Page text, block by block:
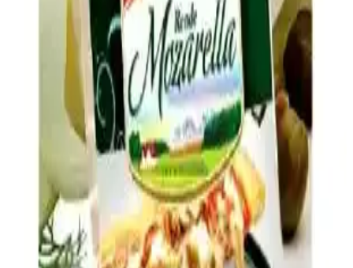
cheddar peyniriyle hazırlanır. Soğan, pastırma, baharatlar ve çıtır üst
malzeme ile lezzeti artırılır, patateslerin kurutulması dokuyu
Pizza Yapımında Taze Mozzarella Kullanımında Su
Sorununu Önleme Yöntemleri ve Pişirme Teknikleri
Pizza yapımında taze mozzarella yüksek su içeriği nedeniyle
hamurun ıslanmasına yol açabilir. Doğru peynir seçimi, ön hazırlık
ve pişirme teknikleriyle bu sorun azaltılabilir.
Brüksel Lahanası Tariflerinde Pişirme Teknikleri ve
Lezzet Kombinasyonları Rehberi
Brüksel lahanasının fırınlama, kızartma, soteleme gibi pişirme
teknikleri ve pastırma, peynir, tatlandırıcılar gibi malzemelerle
zenginleştirilmesiyle ortaya çıkan çeşitli tarifler ve ipuçları